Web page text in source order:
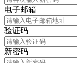
电子邮箱
验证码
新密码